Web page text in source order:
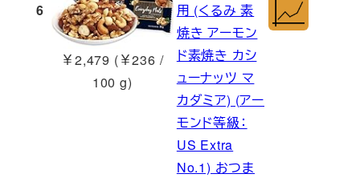
6
￥2,479 (￥236 /
100 g)
用 (くるみ 素
焼き アーモン
ド素焼き カシ
ューナッツ マ
カダミア) (アー
モンド等級：
US Extra
No.1) おつま